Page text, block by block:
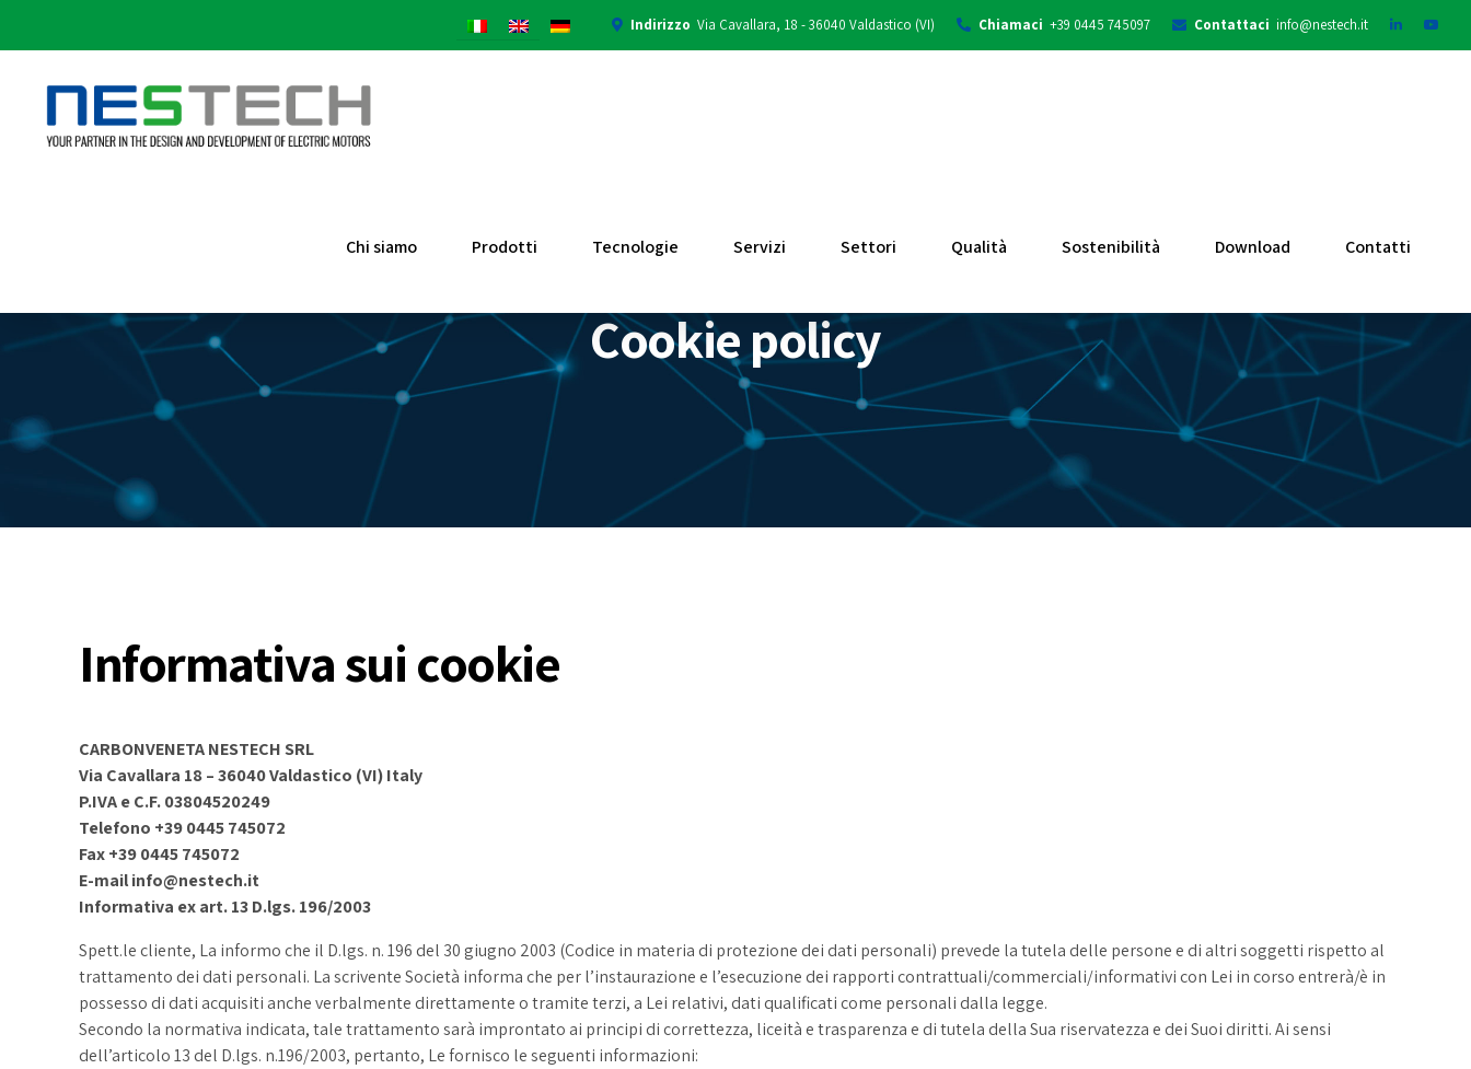
Indirizzo Via Cavallara, 18 - 36040 Valdastico (VI) Chiamaci +39 0445 745097 Contattaci info@nestech.it
Chi siamo Prodotti Tecnologie Servizi Settori Qualità Sostenibilità Download Contatti
Cookie policy
Informativa sui cookie
CARBONVENETA NESTECH SRL
Via Cavallara 18 – 36040 Valdastico (VI) Italy
P.IVA e C.F. 03804520249
Telefono +39 0445 745072
Fax +39 0445 745072
E-mailinfo@nestech.it
Informativa ex art. 13 D.lgs. 196/2003
Spett.le cliente, La informo che il D.lgs. n. 196 del 30 giugno 2003 (Codice in materia di protezione dei dati personali) prevede la tutela delle persone e di altri soggetti rispetto al
trattamento dei dati personali. La scrivente Società informa che per l’instaurazione e l’esecuzione dei rapporti contrattuali/commerciali/informativi con Lei in corso entrerà/è in
possesso di dati acquisiti anche verbalmente direttamente o tramite terzi, a Lei relativi, dati qualificati come personali dalla legge.
Secondo la normativa indicata, tale trattamento sarà improntato ai principi di correttezza, liceità e trasparenza e di tutela della Sua riservatezza e dei Suoi diritti. Ai sensi
dell’articolo 13 del D.lgs. n.196/2003, pertanto, Le fornisco le seguenti informazioni: